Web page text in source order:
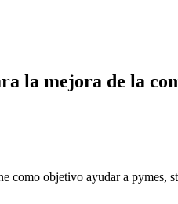
la mejora de la
objetivo ayudar a pymes,